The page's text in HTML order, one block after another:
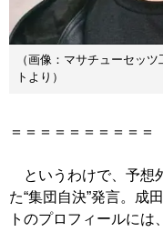
（画像：マサチューセッ
トより）
＝＝＝＝＝＝＝＝＝＝
というわけで、予想
た“集団自決”発言。成
トのプロフィールに